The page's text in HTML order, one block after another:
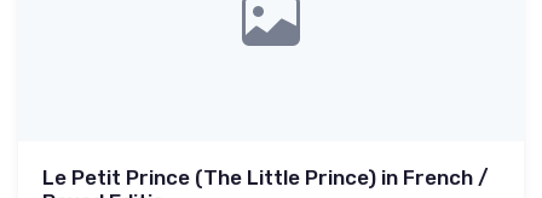
Le Petit Prince (The Little Prince) in French /